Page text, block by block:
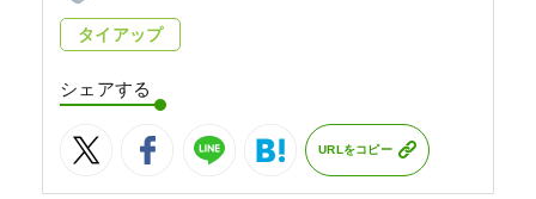
タイアップ
シェアする
URLをコピー